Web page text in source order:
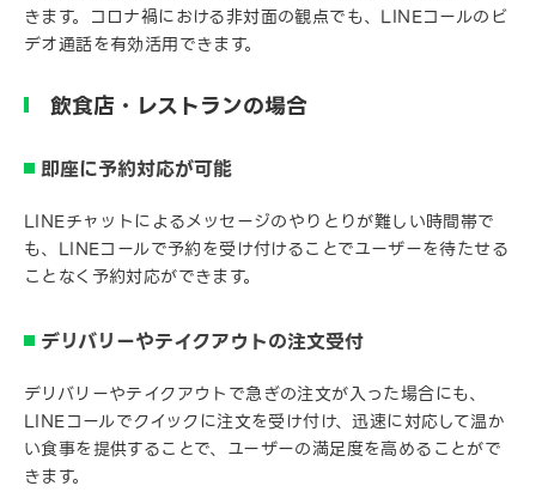
きます。コロナ禍における非対面の観点でも、LINEコールのビ
デオ通話を有効活用できます。
飲食店・レストランの場合
即座に予約対応が可能
LINEチャットによるメッセージのやりとりが難しい時間帯で
も、LINEコールで予約を受け付けることでユーザーを待たせる
ことなく予約対応ができます。
デリバリーやテイクアウトの注文受付
デリバリーやテイクアウトで急ぎの注文が入った場合にも、
LINEコールでクイックに注文を受け付け、迅速に対応して温か
い食事を提供することで、ユーザーの満足度を高めることがで
きます。